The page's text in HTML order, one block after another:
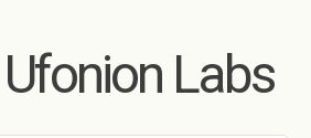
main content
Ufonion Labs